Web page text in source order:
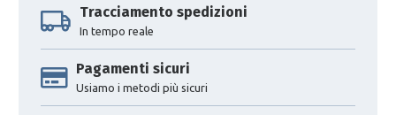
Tracciamento spedizioni
In tempo reale
Pagamenti sicuri
Usiamo i metodi più sicuri